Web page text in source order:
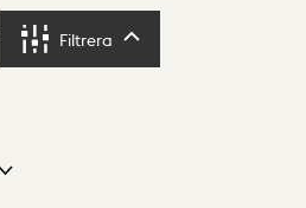
Filtrera